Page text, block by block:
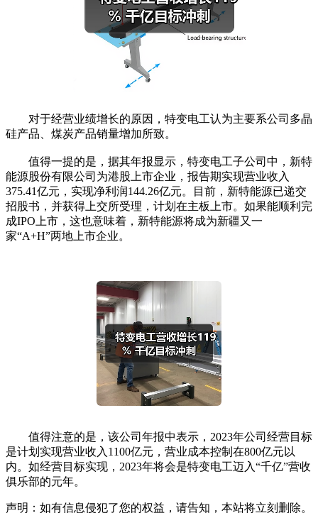
对于经营业绩增长的原因，特变电工认为主要系公司多晶
硅产品、煤炭产品销量增加所致。
值得一提的是，据其年报显示，特变电工子公司中，新特
能源股份有限公司为港股上市企业，报告期实现营业收入
375.41亿元，实现净利润144.26亿元。目前，新特能源已递交
招股书，并获得上交所受理，计划在主板上市。如果能顺利完
成IPO上市，这也意味着，新特能源将成为新疆又一
家“A+H”两地上市企业。
值得注意的是，该公司年报中表示，2023年公司经营目标
是计划实现营业收入1100亿元，营业成本控制在800亿元以
内。如经营目标实现，2023年将会是特变电工迈入“千亿”营收
俱乐部的元年。
声明：如有信息侵犯了您的权益，请告知，本站将立刻删除。